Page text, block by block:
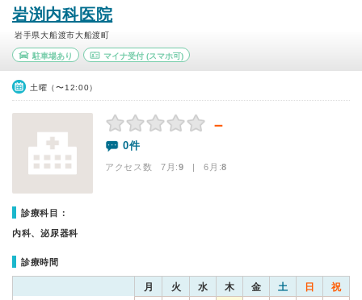
岩渕内科医院
岩手県大船渡市大船渡町
駐車場あり マイナ受付(スマホ可)
土曜（〜12:00）
－
0件
アクセス数 7月:9 | 6月:8
診療科目：
内科、泌尿器科
診療時間
月 火 水 木 金 土 日 祝